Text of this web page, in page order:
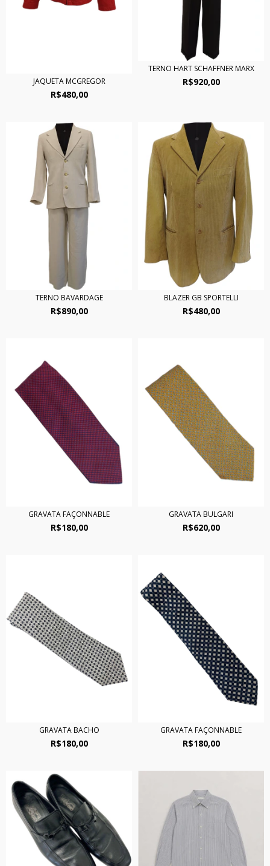
JAQUETA MCGREGOR
R$480,00
TERNO HART SCHAFFNER MARX
R$920,00
TERNO BAVARDAGE
R$890,00
BLAZER GB SPORTELLI
R$480,00
GRAVATA FAÇONNABLE
R$180,00
GRAVATA BULGARI
R$620,00
GRAVATA BACHO
R$180,00
GRAVATA FAÇONNABLE
R$180,00